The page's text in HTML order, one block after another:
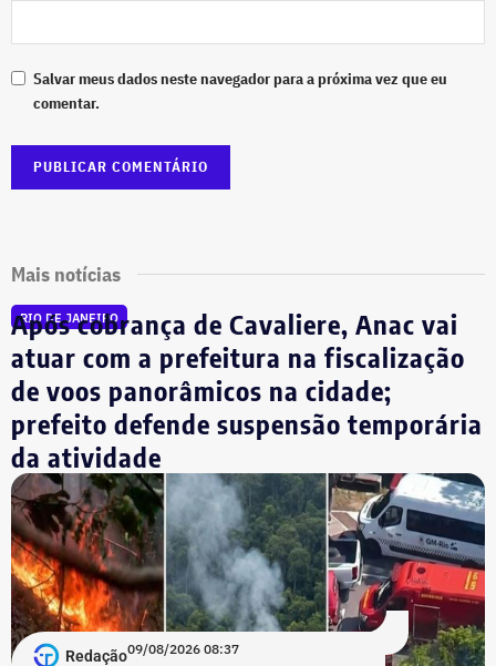
Salvar meus dados neste navegador para a próxima vez que eu
comentar.
Mais notícias
RIO DE JANEIRO
Após cobrança de Cavaliere, Anac vai
atuar com a prefeitura na fiscalização
de voos panorâmicos na cidade;
prefeito defende suspensão temporária
da atividade
Redação09/08/2026 08:37